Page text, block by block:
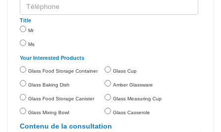
Title
Mr
Ms
Your Interested Products
Glass Food Storage Container
Glass Baking Dish
Glass Food Storage Canister
Glass Mixing Bowl
Glass Cup
Amber Glassware
Glass Measuring Cup
Glass Casserole
Contenu de la consultation